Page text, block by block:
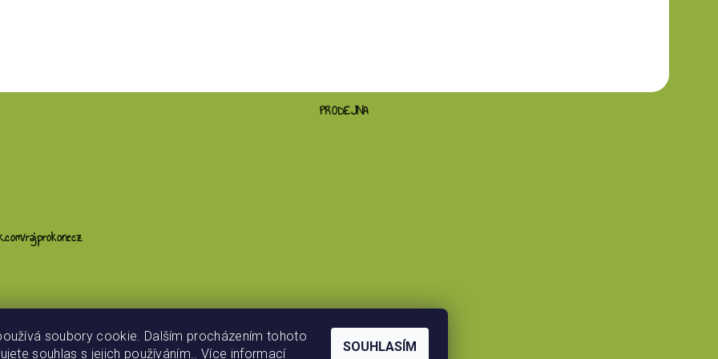
rajprokonecz
PRODEJNA
soubory cookie. Dalším procházením tohoto
souhlas s jejich používáním.. Více informací
SOUHLASÍM